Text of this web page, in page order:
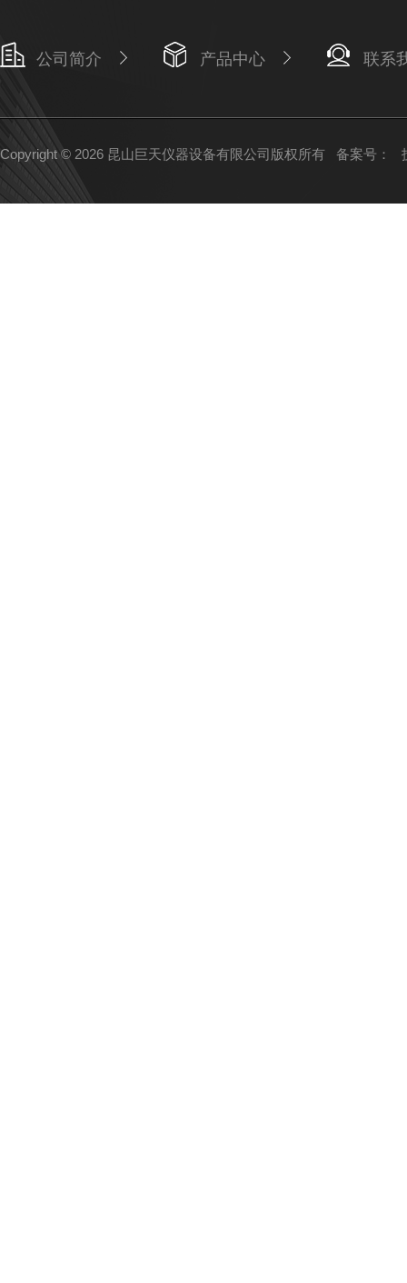
公司简介 产品中心 联系
Copyright © 2026 昆山巨天仪器设备有限公司版权所有 备案号：